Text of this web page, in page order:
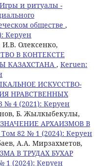
Игры и ритуалы -
обществе ,
Керуен
Олексенко,
В КОНТЕКСТЕ
КАЗАХСТАНА , Keruen:
ИСКУССТВО-
НРАВСТВЕННЫХ
№ 4 (2021): Керуен
Б. Жылкыбекулы,
АРХАИЗМОВ В
82 № 1 (2024): Керуен
А.А. Мирзахметов,
В ТРУДАХ БУХАР
1 (2024): Керуен